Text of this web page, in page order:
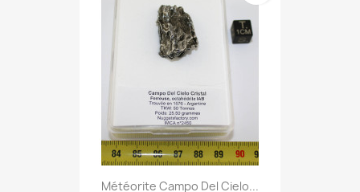
Météorite Campo Del Cielo...